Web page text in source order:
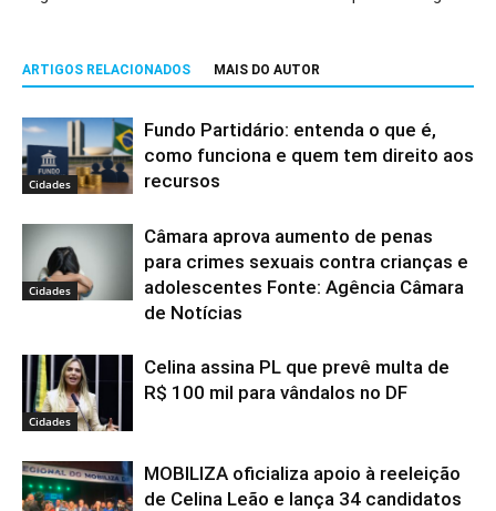
ARTIGOS RELACIONADOS MAIS DO AUTOR
Cidades
Fundo Partidário: entenda o que é,
como funciona e quem tem direito aos
recursos
Cidades
Câmara aprova aumento de penas
para crimes sexuais contra crianças e
adolescentes Fonte: Agência Câmara
de Notícias
Cidades
Celina assina PL que prevê multa de
R$ 100 mil para vândalos no DF
MOBILIZA oficializa apoio à reeleição
de Celina Leão e lança 34 candidatos